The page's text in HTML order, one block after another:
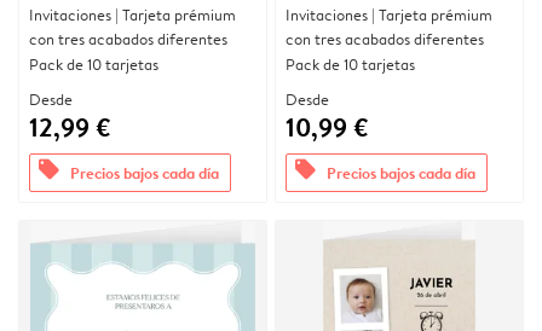
Invitaciones | Tarjeta prémium
con tres acabados diferentes
Pack de 10 tarjetas
Desde
12,99 €
offers Precios bajos cada día
Invitaciones | Tarjeta prémium
con tres acabados diferentes
Pack de 10 tarjetas
Desde
10,99 €
offers Precios bajos cada día